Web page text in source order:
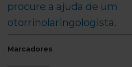
procure a ajuda de um
otorrinolaringologista.
Marcadores